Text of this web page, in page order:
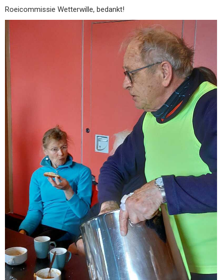
Roeicommissie Wetterwille, bedankt!